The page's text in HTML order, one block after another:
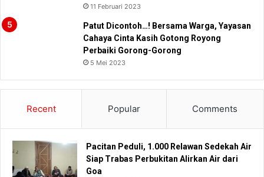
11 Februari 2023
Patut Dicontoh…! Bersama Warga, Yayasan
Cahaya Cinta Kasih Gotong Royong
Perbaiki Gorong-Gorong
5 Mei 2023
Recent Popular Comments
Pacitan Peduli, 1.000 Relawan Sedekah Air
Siap Trabas Perbukitan Alirkan Air dari
Goa